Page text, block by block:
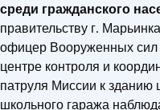
среди гражданского
правительству г.
офицер Вооруженных
центре контроля и
патруля Миссии к
школьного гаража